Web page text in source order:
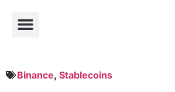
Binance, Stablecoins